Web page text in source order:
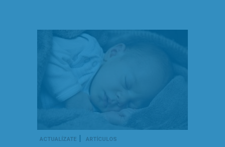
ACTUALÍZATE | ARTÍCULOS